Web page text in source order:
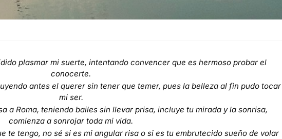
plasmar mi suerte, intentando convencer que es hermoso probar el
conocerte.
antes el querer sin tener que temer, pues la belleza al fin pudo tocar
mi ser.
a Roma, teniendo bailes sin llevar prisa, incluye tu mirada y la sonrisa,
comienza a sonrojar toda mi vida.
te tengo, no sé si es mi angular risa o si es tu embrutecido sueño de volar